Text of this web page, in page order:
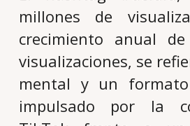
millones de
crecimiento anual
visualizaciones, se
mental y un
impulsado por la